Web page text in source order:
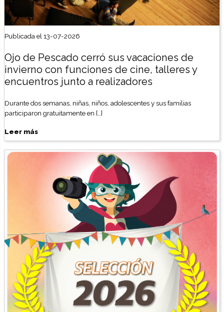
Publicada el 13-07-2026
Ojo de Pescado cerró sus vacaciones de
invierno con funciones de cine, talleres y
encuentros junto a realizadores
Durante dos semanas, niñas, niños, adolescentes y sus familias
participaron gratuitamente en […]
Leer más